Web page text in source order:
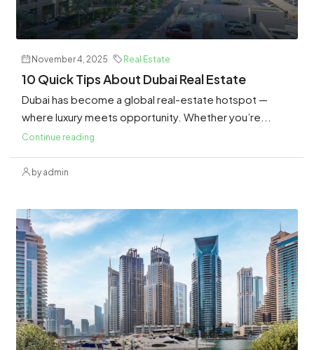
November 4, 2025 Real Estate
10 Quick Tips About Dubai Real Estate
Dubai has become a global real-estate hotspot —
where luxury meets opportunity. Whether you’re...
Continue reading
by admin